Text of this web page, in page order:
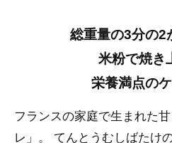
総重量の3分の2
米粉で焼き
栄養満点の
フランスの家庭で生まれた
レ」。
てんとうむしばたけ